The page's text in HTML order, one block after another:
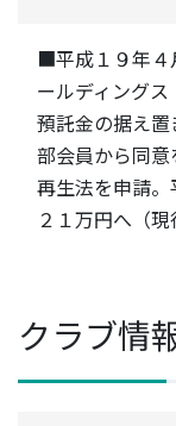
■平成１９年４
ールディングス
預託金の据え
部会員から同
再生法を申請
２１万円へ（現
クラブ情